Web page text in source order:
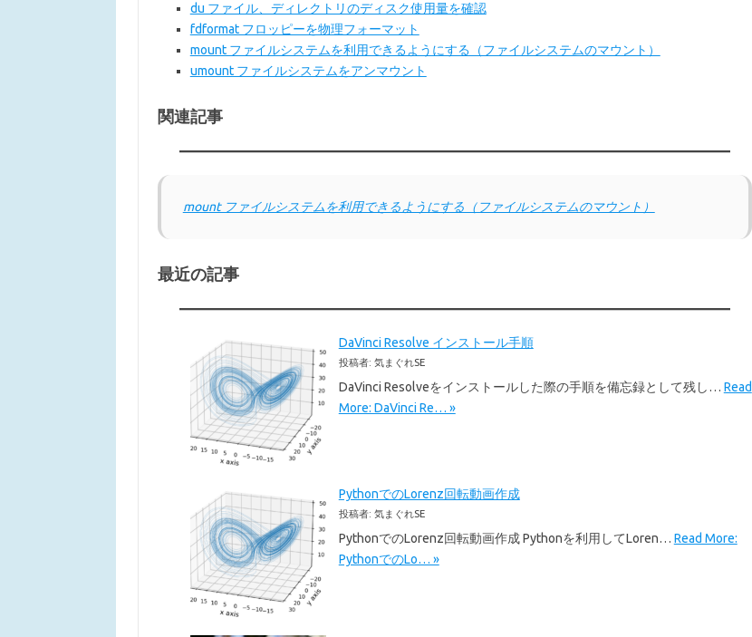
du ファイル、ディレクトリのディスク使用量を確認
fdformat フロッピーを物理フォーマット
mount ファイルシステムを利用できるようにする（ファイルシステムのマウント）
umount ファイルシステムをアンマウント
関連記事
mount ファイルシステムを利用できるようにする（ファイルシステムのマウント）
最近の記事
DaVinci Resolve インストール手順
投稿者: 気まぐれSE
DaVinci Resolveをインストールした際の手順を備忘録として残し… Read
More: DaVinci Re… »
PythonでのLorenz回転動画作成
投稿者: 気まぐれSE
PythonでのLorenz回転動画作成 Pythonを利用してLoren… Read More:
PythonでのLo… »